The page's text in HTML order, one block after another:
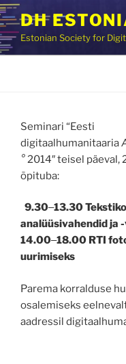
Skip
to
content
DH
Estonian Society for
Seminari “Eesti
digitaalhumanitaaria
° 2014″ teisel päeval,
õpituba:
9.30‒13.30
analüüsivahendid ja
14.00‒18.00 RTI
uurimiseks
Parema korralduse
osalemiseks
aadressil